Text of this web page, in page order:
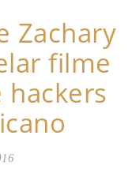
Zachary
filme